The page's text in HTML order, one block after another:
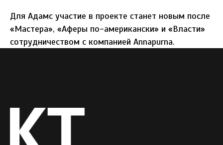
Для Адамс участие в проекте станет новым после
«Мастера», «Аферы по-американски» и «Власти»
сотрудничеством с компанией Annapurna.